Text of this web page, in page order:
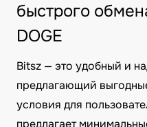
быстрого
DOGE
Bitsz — это удобный и
предлагающий
условия для
предлагает